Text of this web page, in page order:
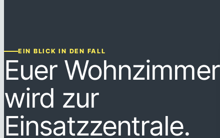
EIN BLICK IN DEN FALL
Euer Wohnzimmer
wird zur
Einsatzzentrale.